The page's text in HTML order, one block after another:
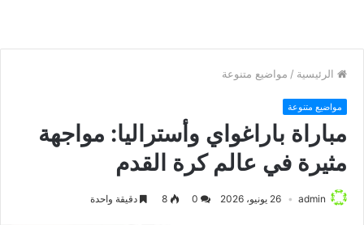
الرئيسية / مواضيع متنوعة
مواضيع متنوعة
مباراة باراغواي وأستراليا: مواجهة
مثيرة في عالم كرة القدم
admin 26 يونيو، 2026 8 دقيقة واحدة